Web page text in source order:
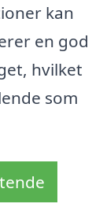
kan
en god
hvilket
som